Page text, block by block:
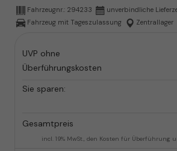
Fahrzeugnr.: 294233 unverbindliche
Fahrzeug mit Tageszulassung
Zentrallager
UVP ohne
Überführungskosten
Sie sparen:
Gesamtpreis
incl. 19% MwSt., den Kosten für Überführung